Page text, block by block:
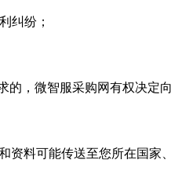
纠纷；
，微智服采购网有权决定
料可能传送至您所在国家